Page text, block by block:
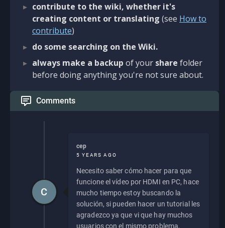
contribute to the wiki, whether it's
creating content or translating (see How to
contribute)
do some searching on the Wiki.
always make a backup of your share folder
before doing anything you're not sure about.
Comments
cep
5 YEARS AGO
Necesito saber cómo hacer para que
funcione el vídeo por HDMI en PC, hace
mucho tiempo estoy buscando la
solución, si pueden hacer un tutorial les
agradezco ya que vi que hay muchos
usuarios con el mismo problema,
C